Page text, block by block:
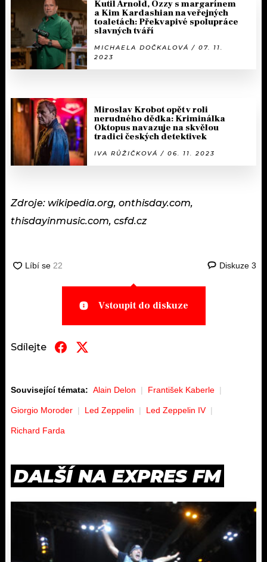
Kutil Arnold, Ozzy s margarínem
a Kim Kardashian na veřejných
toaletách: Překvapivé spolupráce
slavných tváří
MICHAELA DOČKALOVÁ / 07. 11.
2023
Miroslav Krobot opět v roli
nerudného dědka: Kriminálka
Oktopus navazuje na skvělou
tradici českých detektivek
IVA RŮŽIČKOVÁ / 06. 11. 2023
Zdroje: wikipedia.org, onthisday.com,
thisdayinmusic.com, csfd.cz
Diskuze 3
Vstoupit do diskuze
Sdílejte
Související témata: Alain Delon František Kaberle
Giorgio Moroder Led Zeppelin Led Zeppelin IV
Richard Farda
DALŠÍ NA EXPRES FM